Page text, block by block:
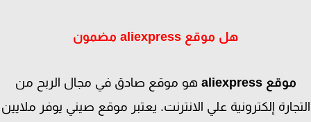
هل موقع aliexpress مضمون
موقع aliexpress
هو موقع صادق في مجال الربح من
إلكترونية علي الانترنت. يعتبر موقع صيني يوفر ملايين